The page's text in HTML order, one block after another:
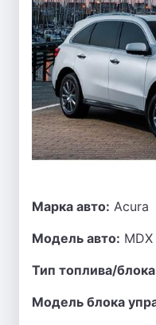
Марка авто: Acura
Модель авто: MDX
Тип топлива/
Модель блока